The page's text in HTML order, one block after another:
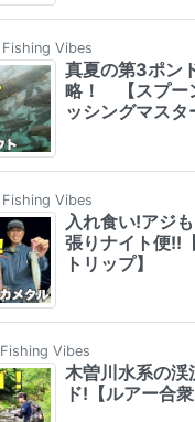
Fishing Vibes
真夏の第3ポン
略！ 【スプー
ッシングマスタ
Fishing Vibes
入れ食い!アジ
張りナイト便!!
トリップ】
Fishing Vibes
木曽川水系の渓
ド!【ルアー合衆